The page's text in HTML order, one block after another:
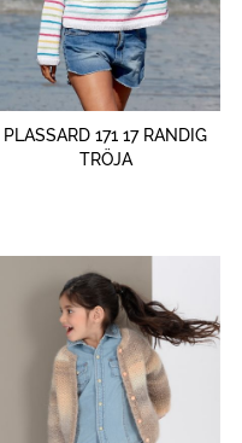
SNABBTITT
PLASSARD 171 17 RANDIG
TRÖJA